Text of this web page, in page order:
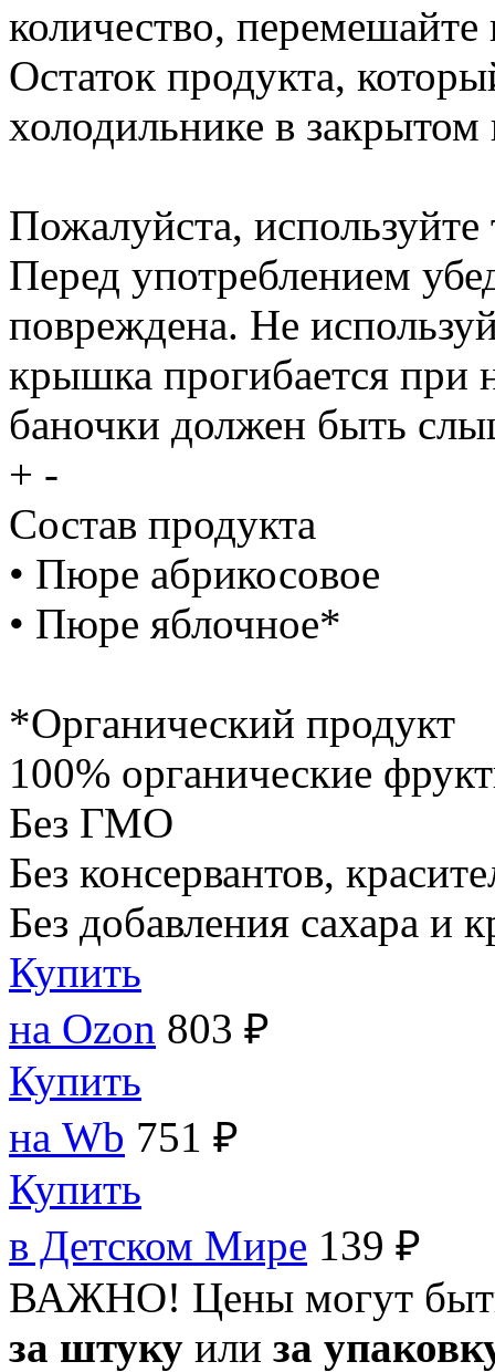
количество, перемешайте
Остаток продукта,
холодильнике в закрытом
Пожалуйста,
Перед употреблением
повреждена. Не
крышка прогибается при
баночки должен быть
+ -
Состав продукта
• Пюре абрикосовое
• Пюре яблочное*
*Органический продукт
100% органические
Без ГМО
Без консервантов,
Без добавления сахара и
Купить
на Ozon 803 ₽
Купить
на Wb 751 ₽
Купить
в Детском Мире 139 ₽
ВАЖНО! Цены могут
за штуку или за